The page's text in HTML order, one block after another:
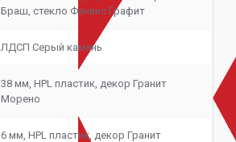
Браш, стекло Феникс Графит
ЛДСП Серый камень
38 мм, HPL пластик, декор Гранит
Морено
6 мм, HPL пластик, декор Гранит